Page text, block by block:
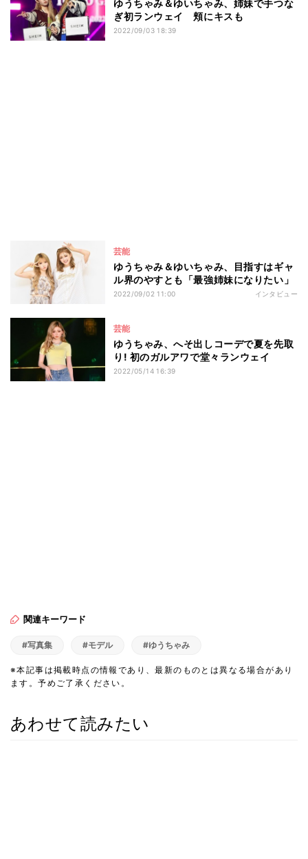
ゆうちゃみ＆ゆいちゃみ、姉妹で手つな
ぎ初ランウェイ 頬にキスも
2022/09/03 18:39
芸能
ゆうちゃみ＆ゆいちゃみ、目指すはギャ
ル界のやすとも「最強姉妹になりたい」
2022/09/02 11:00 インタビュー
芸能
ゆうちゃみ、へそ出しコーデで夏を先取
り! 初のガルアワで堂々ランウェイ
2022/05/14 16:39
関連キーワード
#写真集 #モデル #ゆうちゃみ
※本記事は掲載時点の情報であり、最新のものとは異なる場合があり
ます。予めご了承ください。
あわせて読みたい